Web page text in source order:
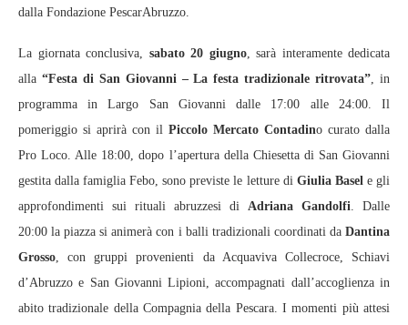
dalla Fondazione PescarAbruzzo.
La giornata conclusiva, sabato 20 giugno, sarà interamente dedicata
alla “Festa di San Giovanni – La festa tradizionale ritrovata” , in
programma in Largo San Giovanni dalle 17:00 alle 24:00. Il
pomeriggio si aprirà con il Piccolo Mercato Contadino curato dalla
Pro Loco. Alle 18:00, dopo l’apertura della Chiesetta di San Giovanni
gestita dalla famiglia Febo, sono previste le letture di Giulia Basel e gli
approfondimenti sui rituali abruzzesi di Adriana Gandolfi . Dalle
20:00 la piazza si animerà con i balli tradizionali coordinati da Dantina
Grosso , con gruppi provenienti da Acquaviva Collecroce, Schiavi
d’Abruzzo e San Giovanni Lipioni, accompagnati dall’accoglienza in
abito tradizionale della Compagnia della Pescara. I momenti più attesi